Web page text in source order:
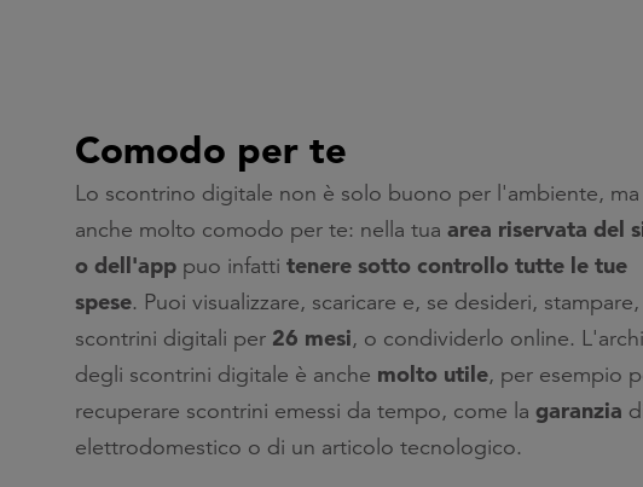
Comodo per te
Lo scontrino digitale non è solo buono per l'ambiente, ma
anche molto comodo per te: nella tua area riservata del
o dell'app puo infatti tenere sotto controllo tutte le tue
spese. Puoi visualizzare, scaricare e, se desideri,
scontrini digitali per 26 mesi, o condividerlo online.
degli scontrini digitale è anche molto utile, per esempio
recuperare scontrini emessi da tempo, come la garanzia
elettrodomestico o di un articolo tecnologico.